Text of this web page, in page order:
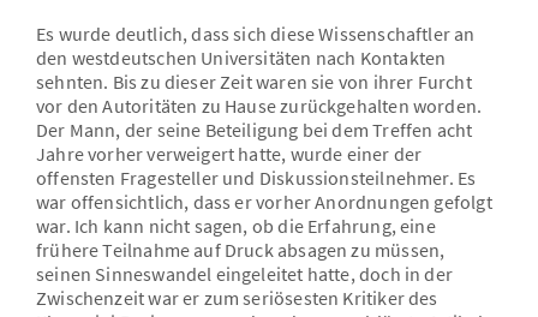
Es wurde deutlich, dass sich diese Wissenschaftler an
den westdeutschen Universitäten nach Kontakten
sehnten. Bis zu dieser Zeit waren sie von ihrer Furcht
vor den Autoritäten zu Hause zurückgehalten worden.
Der Mann, der seine Beteiligung bei dem Treffen acht
Jahre vorher verweigert hatte, wurde einer der
offensten Fragesteller und Diskussionsteilnehmer. Es
war offensichtlich, dass er vorher Anordnungen gefolgt
war. Ich kann nicht sagen, ob die Erfahrung, eine
frühere Teilnahme auf Druck absagen zu müssen,
seinen Sinneswandel eingeleitet hatte, doch in der
Zwischenzeit war er zum seriösesten Kritiker des